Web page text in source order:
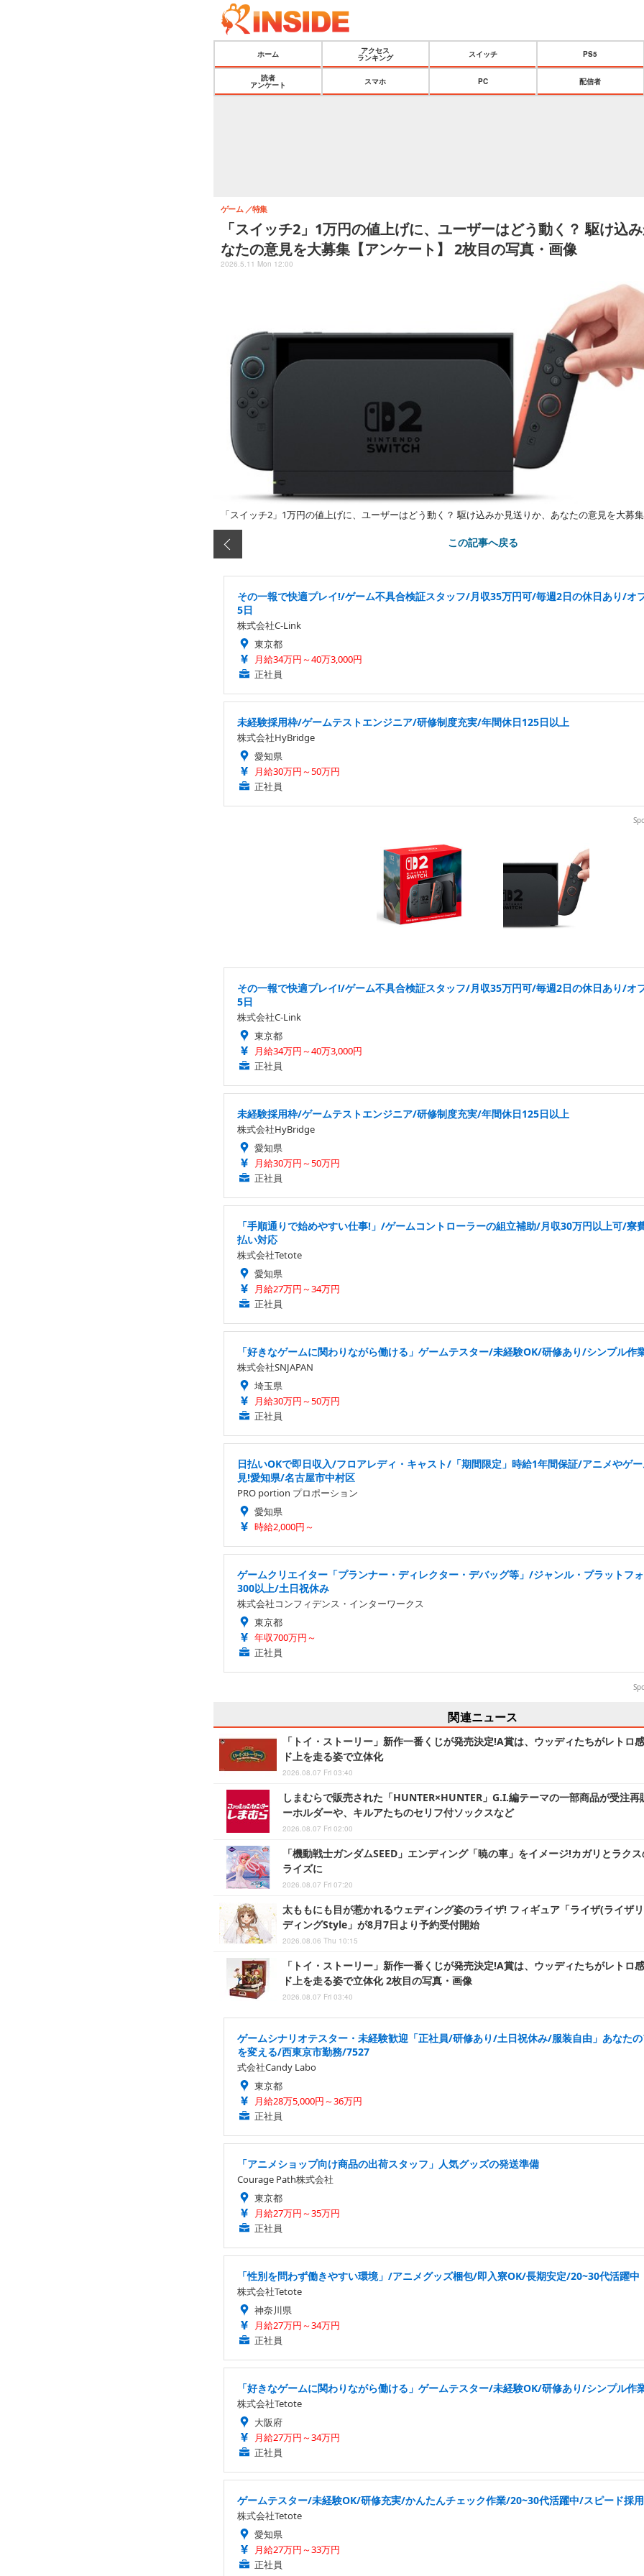
ホーム
アクセス
ランキング
スイッチ PS5
読者
アンケート
スマホ PC 配信者
「スイッチ2」1万円の値上げに、ユーザーはどう動く？ 駆け込
なたの意見を大募集【アンケート】 2枚目の写真・画像
ゲーム 特集
2026.5.11 Mon 12:00
「スイッチ2」1万円の値上げに、ユーザーはどう動く？ 駆け込みか見送りか、あなたの意見を大募集
この記事へ戻る
その一報で快適プレイ!/ゲーム不具合検証スタッフ/月収35万円可/毎週2日の休日あり/オ
5日
株式会社C-Link
東京都
月給34万円～40万3,000円
正社員
未経験採用枠/ゲームテストエンジニア/研修制度充実/年間休日125日以上
株式会社HyBridge
愛知県
月給30万円～50万円
正社員
その一報で快適プレイ!/ゲーム不具合検証スタッフ/月収35万円可/毎週2日の休日あり/オ
5日
株式会社C-Link
東京都
月給34万円～40万3,000円
正社員
未経験採用枠/ゲームテストエンジニア/研修制度充実/年間休日125日以上
株式会社HyBridge
愛知県
月給30万円～50万円
正社員
「手順通りで始めやすい仕事!」/ゲームコントローラーの組立補助/月収30万円以上可/寮
払い対応
株式会社Tetote
愛知県
月給27万円～34万円
正社員
「好きなゲームに関わりながら働ける」ゲームテスター/未経験OK/研修あり/シンプル作
株式会社SNJAPAN
埼玉県
月給30万円～50万円
正社員
日払いOKで即日収入/フロアレディ・キャスト/「期間限定」時給1年間保証/アニメやゲ
見!愛知県/名古屋市中村区
PRO portion プロポーション
愛知県
時給2,000円～
ゲームクリエイター「プランナー・ディレクター・デバッグ等」/ジャンル・プラットフ
300以上/土日祝休み
株式会社コンフィデンス・インターワークス
東京都
年収700万円～
正社員
関連ニュース
「トイ・ストーリー」新作一番くじが発売決定!A賞は、ウッディたちがレトロ
ド上を走る姿で立体化
2026.08.07 Fri 03:40
しまむらで販売された「HUNTER×HUNTER」G.I.編テーマの一部商品が受注
ーホルダーや、キルアたちのセリフ付ソックスなど
2026.08.07 Fri 02:00
「機動戦士ガンダムSEED」エンディング「暁の車」をイメージ!カガリとラク
ライズに
2026.08.07 Fri 07:20
太ももにも目が惹かれるウェディング姿のライザ! フィギュア「ライザ(ライザ
ディングStyle」が8月7日より予約受付開始
2026.08.06 Thu 10:15
「トイ・ストーリー」新作一番くじが発売決定!A賞は、ウッディたちがレトロ
ド上を走る姿で立体化 2枚目の写真・画像
2026.08.07 Fri 03:40
ゲームシナリオテスター・未経験歓迎「正社員/研修あり/土日祝休み/服装自由」あなた
を変える/西東京市勤務/7527
式会社Candy Labo
東京都
月給28万5,000円～36万円
正社員
「アニメショップ向け商品の出荷スタッフ」人気グッズの発送準備
Courage Path株式会社
東京都
月給27万円～35万円
正社員
「性別を問わず働きやすい環境」/アニメグッズ梱包/即入寮OK/長期安定/20~30代活躍中
株式会社Tetote
神奈川県
月給27万円～34万円
正社員
「好きなゲームに関わりながら働ける」ゲームテスター/未経験OK/研修あり/シンプル作
株式会社Tetote
大阪府
月給27万円～34万円
正社員
ゲームテスター/未経験OK/研修充実/かんたんチェック作業/20~30代活躍中/スピード採用
株式会社Tetote
愛知県
月給27万円～33万円
正社員